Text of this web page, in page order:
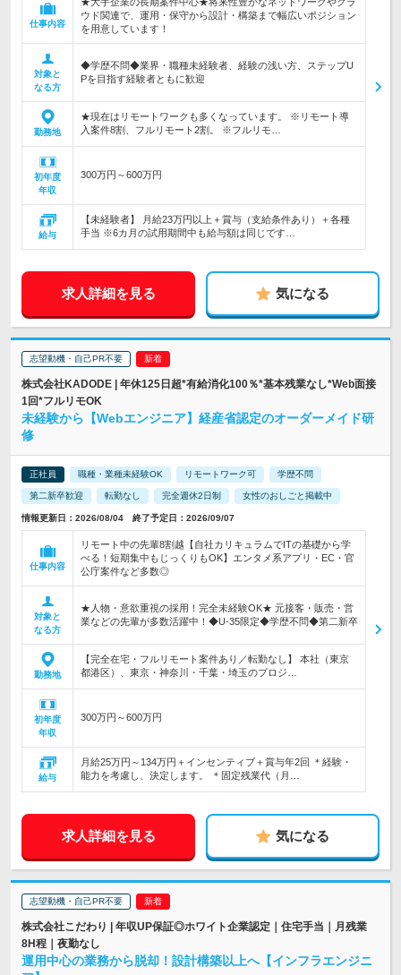
仕事内容
ウド関連で、運用・保守から設計・構築まで幅広いポジション
を用意しています！
対象と
なる方
◆学歴不問◆業界・職種未経験者、経験の浅い方、ステップU
Pを目指す経験者ともに歓迎
勤務地
★現在はリモートワークも多くなっています。 ※リモート導
入案件8割、フルリモート2割。 ※フルリモ…
初年度
年収
300万円～600万円
給与
【未経験者】 月給23万円以上＋賞与（支給条件あり）＋各種
手当 ※6カ月の試用期間中も給与額は同じです…
求人詳細を見る 気になる
志望動機・自己PR不要
株式会社KADODE | 年休125日超*有給消化100％*基本残業なし*Web面接
1回*フルリモOK
未経験から【Webエンジニア】経産省認定のオーダーメイド研
修
正社員 職種・業種未経験OK リモートワーク可 学歴不問
第二新卒歓迎 転勤なし 完全週休2日制 女性のおしごと掲載中
情報更新日：2026/08/04 終了予定日：2026/09/07
仕事内容
リモート中の先輩8割越【自社カリキュラムでITの基礎から学
べる！短期集中もじっくりもOK】エンタメ系アプリ・EC・官
公庁案件など多数◎
対象と
なる方
★人物・意欲重視の採用！完全未経験OK★ 元接客・販売・営
業などの先輩が多数活躍中！◆U-35限定◆学歴不問◆第二新卒
勤務地
【完全在宅・フルリモート案件あり／転勤なし】 本社（東京
都港区）、東京・神奈川・千葉・埼玉のプロジ…
初年度
年収
300万円～600万円
給与
月給25万円～134万円＋インセンティブ＋賞与年2回 ＊経験・
能力を考慮し、決定します。 ＊固定残業代（月…
求人詳細を見る 気になる
志望動機・自己PR不要
株式会社こだわり | 年収UP保証◎ホワイト企業認定｜住宅手当｜月残業
8H程｜夜勤なし
運用中心の業務から脱却！設計構築以上へ【インフラエンジニ